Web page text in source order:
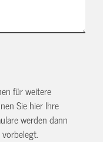
für weitere
Sie hier Ihre
werden dann